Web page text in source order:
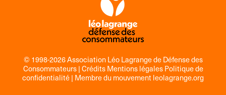
© 1998-2026 Association Léo Lagrange de Défense des
Consommateurs |Crédits Mentions légales Politique de
confidentialité| Membre du mouvementleolagrange.org